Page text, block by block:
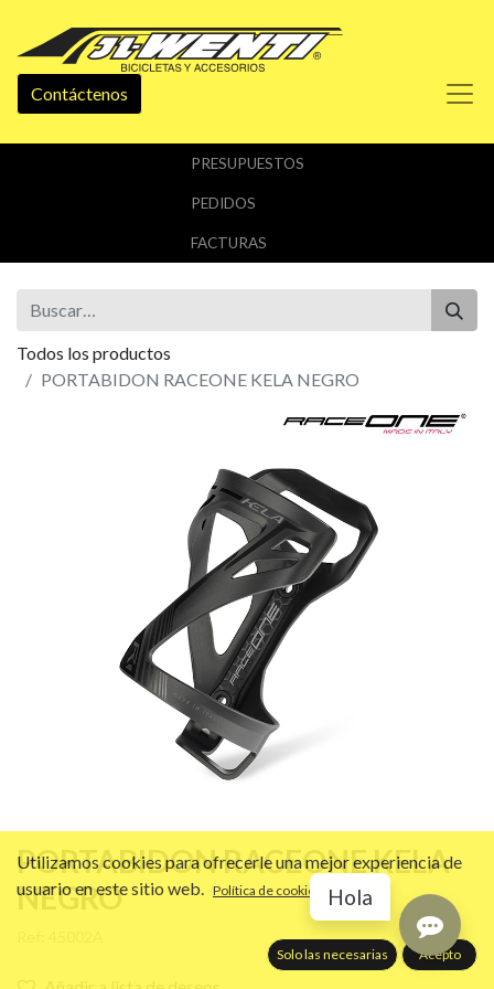
Contáctenos
PRESUPUESTOS
PEDIDOS
FACTURAS
Todos los productos
PORTABIDON RACEONE KELA NEGRO
PORTABIDON RACEONE KELA
NEGRO
Utilizamos cookies para ofrecerle una mejor experiencia de
usuario en este sitio web. Política de cookies
Solo las necesarias Acepto
Hola